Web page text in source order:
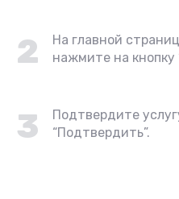
2
На главной
нажмите на кнопку
3
Подтвердите
“Подтвердить”.